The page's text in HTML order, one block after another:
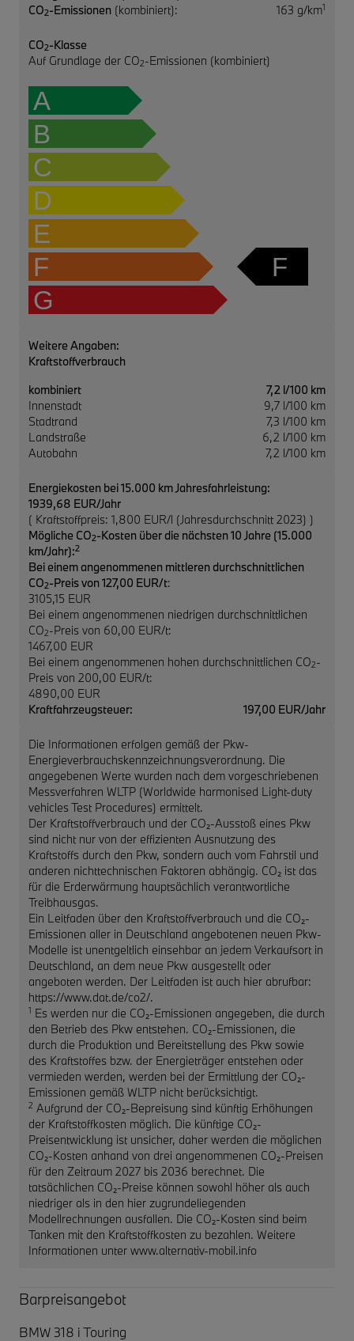
CO2-Emissionen (kombiniert): 163 g/km1
CO2-Klasse
Auf Grundlage der CO2-Emissionen (kombiniert)
A
B
C
D
E
F
G
F
Weitere Angaben:
Kraftstoffverbrauch
kombiniert
7,2 l/100 km
Innenstadt
9,7 l/100 km
Stadtrand
7,3 l/100 km
Landstraße
6,2 l/100 km
Autobahn
7,2 l/100 km
Energiekosten bei 15.000 km Jahresfahrleistung:
1939,68 EUR/Jahr
( Kraftstoffpreis: 1,800 EUR/l (Jahresdurchschnitt 2023) )
Mögliche CO2-Kosten über die nächsten 10 Jahre (15.000
km/Jahr):2
Bei einem angenommenen mittleren durchschnittlichen
CO2-Preis von 127,00 EUR/t:
3105,15 EUR
Bei einem angenommenen niedrigen durchschnittlichen
CO2-Preis von 60,00 EUR/t:
1467,00 EUR
Bei einem angenommenen hohen durchschnittlichen CO2-
Preis von 200,00 EUR/t:
4890,00 EUR
Kraftfahrzeugsteuer:
197,00 EUR/Jahr
Die Informationen erfolgen gemäß der Pkw-
Energieverbrauchskennzeichnungsverordnung. Die
angegebenen Werte wurden nach dem vorgeschriebenen
Messverfahren WLTP (Worldwide harmonised Light-duty
vehicles Test Procedures) ermittelt.
Der Kraftstoffverbrauch und der CO₂-Ausstoß eines Pkw
sind nicht nur von der effizienten Ausnutzung des
Kraftstoffs durch den Pkw, sondern auch vom Fahrstil und
anderen nichttechnischen Faktoren abhängig. CO₂ ist das
für die Erderwärmung hauptsächlich verantwortliche
Treibhausgas.
Ein Leitfaden über den Kraftstoffverbrauch und die CO₂-
Emissionen aller in Deutschland angebotenen neuen Pkw-
Modelle ist unentgeltlich einsehbar an jedem Verkaufsort in
Deutschland, an dem neue Pkw ausgestellt oder
angeboten werden. Der Leitfaden ist auch hier abrufbar:
https://www.dat.de/co2/.
1 Es werden nur die CO₂-Emissionen angegeben, die durch
den Betrieb des Pkw entstehen. CO₂-Emissionen, die
durch die Produktion und Bereitstellung des Pkw sowie
des Kraftstoffes bzw. der Energieträger entstehen oder
vermieden werden, werden bei der Ermittlung der CO₂-
Emissionen gemäß WLTP nicht berücksichtigt.
2 Aufgrund der CO₂-Bepreisung sind künftig Erhöhungen
der Kraftstoffkosten möglich. Die künftige CO₂-
Preisentwicklung ist unsicher, daher werden die möglichen
CO₂-Kosten anhand von drei angenommenen CO₂-Preisen
für den Zeitraum 2027 bis 2036 berechnet. Die
tatsächlichen CO₂-Preise können sowohl höher als auch
niedriger als in den hier zugrundeliegenden
Modellrechnungen ausfallen. Die CO₂-Kosten sind beim
Tanken mit den Kraftstoffkosten zu bezahlen. Weitere
Informationen unter www.alternativ-mobil.info
Barpreisangebot
BMW 318 i Touring